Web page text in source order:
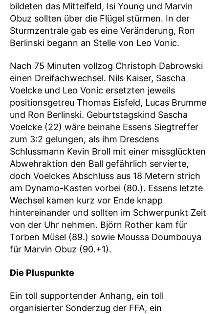
bildeten das Mittelfeld, Isi Young und Marvin
Obuz sollten über die Flügel stürmen. In der
Sturmzentrale gab es eine Veränderung, Ron
Berlinski begann an Stelle von Leo Vonic.
Nach 75 Minuten vollzog Christoph Dabrowski
einen Dreifachwechsel. Nils Kaiser, Sascha
Voelcke und Leo Vonic ersetzten jeweils
positionsgetreu Thomas Eisfeld, Lucas Brumme
und Ron Berlinski. Geburtstagskind Sascha
Voelcke (22) wäre beinahe Essens Siegtreffer
zum 3:2 gelungen, als ihm Dresdens
Schlussmann Kevin Broll mit einer missglückten
Abwehraktion den Ball gefährlich servierte,
doch Voelckes Abschluss aus 18 Metern strich
am Dynamo-Kasten vorbei (80.). Essens letzte
Wechsel kamen kurz vor Ende knapp
hintereinander und sollten im Schwerpunkt Zeit
von der Uhr nehmen. Björn Rother kam für
Torben Müsel (89.) sowie Moussa Doumbouya
für Marvin Obuz (90.+1).
Die Pluspunkte
Ein toll supportender Anhang, ein toll
organisierter Sonderzug der FFA, ein